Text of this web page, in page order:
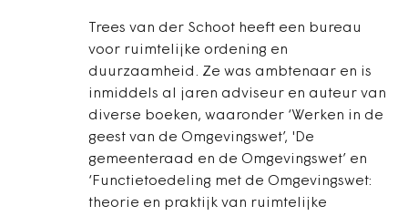
Trees van der Schoot heeft een bureau
voor ruimtelijke ordening en
duurzaamheid. Ze was ambtenaar en is
inmiddels al jaren adviseur en auteur van
diverse boeken, waaronder ‘Werken in de
geest van de Omgevingswet’, 'De
gemeenteraad en de Omgevingswet’ en
‘Functietoedeling met de Omgevingswet:
theorie en praktijk van ruimtelijke